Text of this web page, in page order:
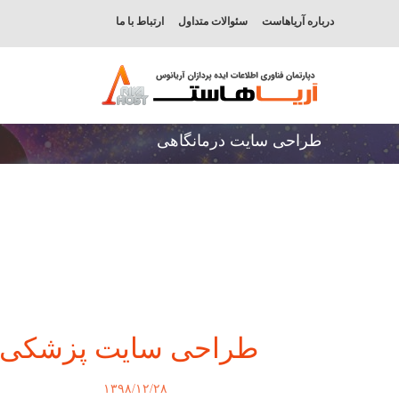
درباره آریاهاست سئوالات متداول ارتباط با ما
طراحی سایت درمانگاهی
طراحی سایت پزشکی
۱۳۹۸/۱۲/۲۸